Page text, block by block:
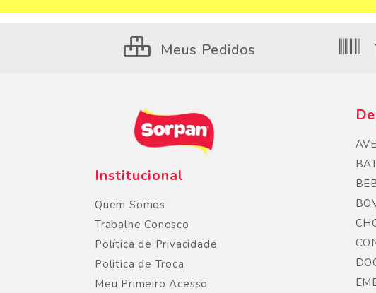
Meus Pedidos
Institucional
Quem Somos
Trabalhe Conosco
Política de Privacidade
Politica de Troca
Meu Primeiro Acesso